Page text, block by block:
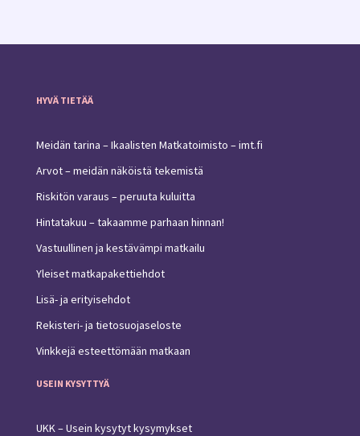
HYVÄ TIETÄÄ
Meidän tarina – Ikaalisten Matkatoimisto – imt.fi
Arvot – meidän näköistä tekemistä
Riskitön varaus – peruuta kuluitta
Hintatakuu – takaamme parhaan hinnan!
Vastuullinen ja kestävämpi matkailu
Yleiset matkapakettiehdot
Lisä- ja erityisehdot
Rekisteri- ja tietosuojaseloste
Vinkkejä esteettömään matkaan
USEIN KYSYTTYÄ
UKK – Usein kysytyt kysymykset